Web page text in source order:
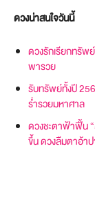
ดวงน่าสนใจวันนี้
ดวงรักเรียกทรัพ
พารวย
รับทรัพย์ทั้งปี
ร่ำรวยมหาศาล
ดวงชะตาฟ้าฟื้น
ขึ้น ดวงลืมตาอ้า